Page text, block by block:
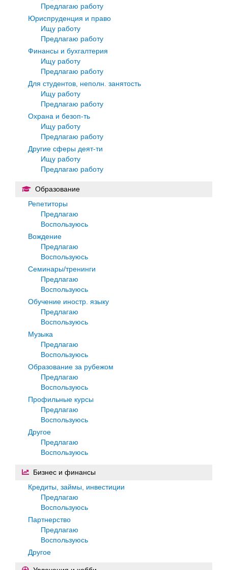
Предлагаю работу
Юриспруденция и право
Ищу работу
Предлагаю работу
Финансы и бухгалтерия
Ищу работу
Предлагаю работу
Для студентов, неполн. занятость
Ищу работу
Предлагаю работу
Охрана и безоп-ть
Ищу работу
Предлагаю работу
Другие сферы деят-ти
Ищу работу
Предлагаю работу
Образование
Репетиторы
Предлагаю
Воспользуюсь
Вождение
Предлагаю
Воспользуюсь
Семинары/тренинги
Предлагаю
Воспользуюсь
Обучение иностр. языку
Предлагаю
Воспользуюсь
Музыка
Предлагаю
Воспользуюсь
Образование за рубежом
Предлагаю
Воспользуюсь
Профильные курсы
Предлагаю
Воспользуюсь
Другое
Предлагаю
Воспользуюсь
Бизнес и финансы
Кредиты, займы, инвестиции
Предлагаю
Воспользуюсь
Партнерство
Предлагаю
Воспользуюсь
Другое